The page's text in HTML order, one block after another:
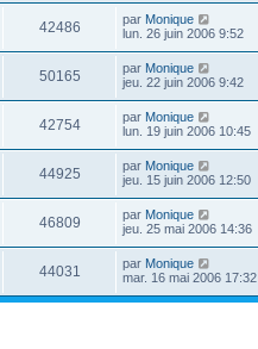
42486 par Monique
lun. 26 juin 2006 9:52
50165 par Monique
jeu. 22 juin 2006 9:42
42754 par Monique
lun. 19 juin 2006 10:45
44925 par Monique
jeu. 15 juin 2006 12:50
46809 par Monique
jeu. 25 mai 2006 14:36
44031 par Monique
mar. 16 mai 2006 17:32